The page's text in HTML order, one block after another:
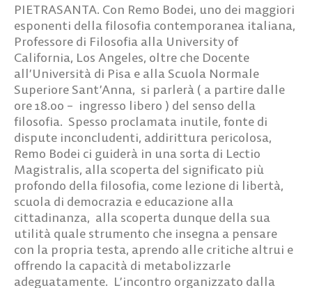
PIETRASANTA. Con Remo Bodei, uno dei maggiori
esponenti della filosofia contemporanea italiana,
Professore di Filosofia alla University of
California, Los Angeles, oltre che Docente
all’Università di Pisa e alla Scuola Normale
Superiore Sant’Anna, si parlerà ( a partire dalle
ore 18.00 – ingresso libero ) del senso della
filosofia. Spesso proclamata inutile, fonte di
dispute inconcludenti, addirittura pericolosa,
Remo Bodei ci guiderà in una sorta di Lectio
Magistralis, alla scoperta del significato più
profondo della filosofia, come lezione di libertà,
scuola di democrazia e educazione alla
cittadinanza, alla scoperta dunque della sua
utilità quale strumento che insegna a pensare
con la propria testa, aprendo alle critiche altrui e
offrendo la capacità di metabolizzarle
adeguatamente. L’incontro organizzato dalla